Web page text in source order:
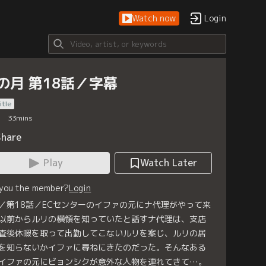
Watch now Login
月 第18話／字幕
33mins
Play
Watch Later
the member?Login
第18話／ECセンターのイファの元にナ代理がやって来
前からルリの横領を知っていたと話すナ代理は、支店
後休暇を取って出勤してこないルリを案じ、ルリの居
知らないかイファに尋ねにきたのだった。そんなある
ファの元にビョンシクが意外な人物を連れてきて…。